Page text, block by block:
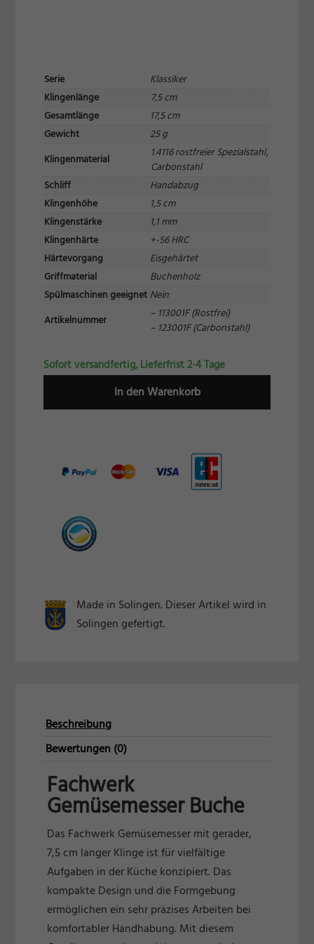
Serie
Klassiker
Klingenlänge
7,5 cm
Gesamtlänge
17,5 cm
Gewicht
25 g
Klingenmaterial
1.4116 rostfreier Spezialstahl,
Carbonstahl
Schliff
Handabzug
Klingenhöhe
1,5 cm
Klingenstärke
1,1 mm
Klingenhärte
+-56 HRC
Härtevorgang
Eisgehärtet
Griffmaterial
Buchenholz
Spülmaschinen geeignet Nein
Artikelnummer
– 113001F (Rostfrei)
– 123001F (Carbonstahl)
Sofort versandfertig, Lieferfrist 2-4 Tage
In den Warenkorb
Made in Solingen. Dieser Artikel wird in
Solingen gefertigt.
Beschreibung
Bewertungen (0)
Fachwerk
Gemüsemesser Buche
Das Fachwerk Gemüsemesser mit gerader,
7,5 cm langer Klinge ist für vielfältige
Aufgaben in der Küche konzipiert. Das
kompakte Design und die Formgebung
ermöglichen ein sehr präzises Arbeiten bei
komfortabler Handhabung. Mit diesem